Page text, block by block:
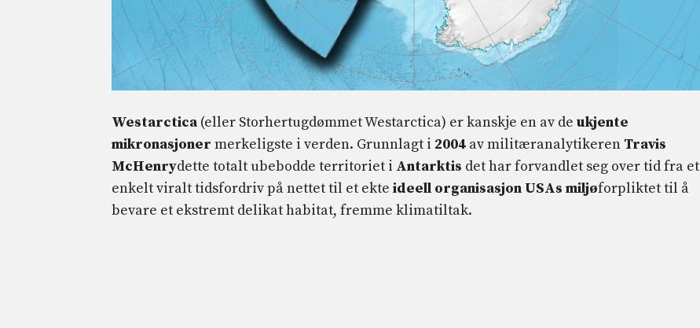
Westarctica (eller Storhertugdømmet Westarctica) er kanskje en av de ukjente
mikronasjoner merkeligste i verden. Grunnlagt i 2004 av militæranalytikeren Travis
McHenrydette totalt ubebodde territoriet i Antarktis det har forvandlet seg over tid fra et
enkelt viralt tidsfordriv på nettet til et ekte ideell organisasjon USAs miljøforpliktet til å
bevare et ekstremt delikat habitat, fremme klimatiltak.